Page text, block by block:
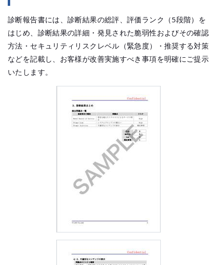
診断報告書には、診断結果の総評、評価ランク（5段階）を
はじめ、診断結果の詳細・発見された脆弱性およびその確認
方法・セキュリティリスクレベル（緊急度）・推奨する対策
などを記載し、お客様が改善実施すべき事項を明確にご提示
いたします。